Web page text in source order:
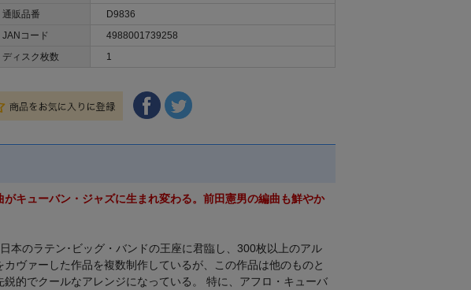
通販品番
D9836
JANコード
4988001739258
ディスク枚数
1
キューバン・ジャズに生まれ変わる。前田憲男の編曲も鮮やか
本のラテン･ビッグ・バンドの王座に君臨し、300枚以上のアル
ヴァーした作品を複数制作しているが、この作品は他のものと
的でクールなアレンジになっている。 特に、アフロ・キューバ